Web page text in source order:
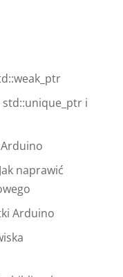
std::unique_ptr i
naprawić
Arduino